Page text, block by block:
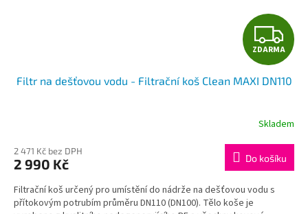
Z
D
A
R
M
A
ZDARMA
Filtr na dešťovou vodu - Filtrační koš Clean MAXI DN110
produktu
je
z
5
Skladem
2 471 Kč bez DPH
2 990 Kč Do košíku
Filtrační koš určený pro umístění do nádrže na dešťovou vodu s
přítokovým potrubím průměru DN110 (DN100). Tělo koše je